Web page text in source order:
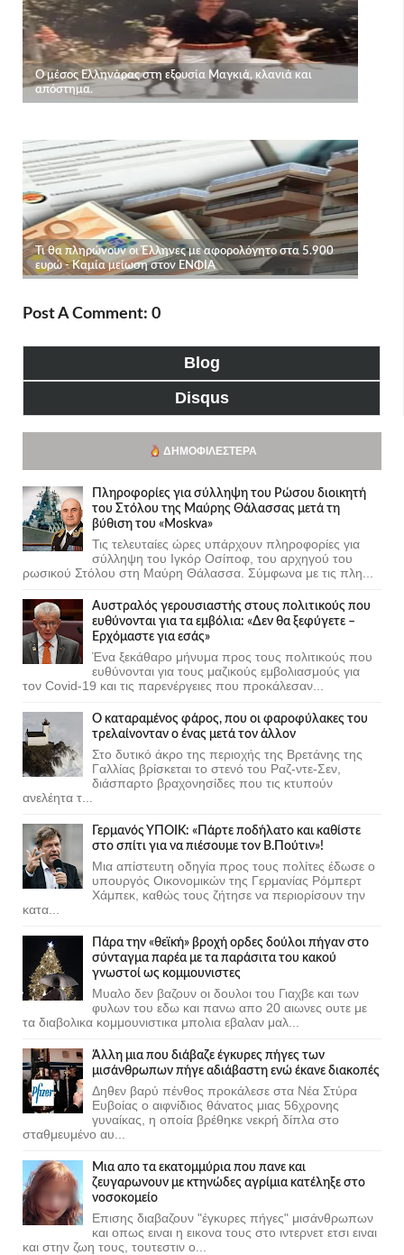
Post A Comment: 0
Blog
Disqus
ΔΗΜΟΦΙΛΈΣΤΕΡΑ
Πληροφορίες για σύλληψη του Ρώσου διοικητή
του Στόλου της Mαύρης Θάλασσας μετά τη
βύθιση του «Moskva»
Τις τελευταίες ώρες υπάρχουν πληροφορίες για
σύλληψη του Ιγκόρ Οσίποφ, του αρχηγού του
ρωσικού Στόλου στη Μαύρη Θάλασσα. Σύμφωνα με τις πλη...
Αυστραλός γερουσιαστής στους πολιτικούς που
ευθύνονται για τα εμβόλια: «Δεν θα ξεφύγετε –
Ερχόμαστε για εσάς»
Ένα ξεκάθαρο μήνυμα προς τους πολιτικούς που
ευθύνονται για τους μαζικούς εμβολιασμούς για
τον Covid-19 και τις παρενέργειες που προκάλεσαν...
Ο καταραμένος φάρος, που οι φαροφύλακες του
τρελαίνονταν ο ένας μετά τον άλλον
Στο δυτικό άκρο της περιοχής της Βρετάνης της
Γαλλίας βρίσκεται το στενό του Ραζ-ντε-Σεν,
διάσπαρτο βραχονησίδες που τις κτυπούν
ανελέητα τ...
Γερμανός ΥΠΟΙΚ: «Πάρτε ποδήλατο και καθίστε
στο σπίτι για να πιέσουμε τον Β.Πούτιν»!
Μια απίστευτη οδηγία προς τους πολίτες έδωσε ο
υπουργός Οικονομικών της Γερμανίας Ρόμπερτ
Χάμπεκ, καθώς τους ζήτησε να περιορίσουν την
κατα...
Πάρα την «θεϊκή» βροχή ορδες δούλοι πήγαν στο
σύνταγμα παρέα με τα παράσιτα του κακού
γνωστοί ως κομμουνιστες
Μυαλο δεν βαζουν οι δουλοι του Γιαχβε και των
φυλων του εδω και πανω απο 20 αιωνες ουτε με
τα διαβολικα κομμουνιστικα μπολια εβαλαν μαλ...
Άλλη μια που διάβαζε έγκυρες πήγες των
μισάνθρωπων πήγε αδιάβαστη ενώ έκανε διακοπές
Δηθεν βαρύ πένθος προκάλεσε στα Νέα Στύρα
Ευβοίας ο αιφνίδιος θάνατος μιας 56χρονης
γυναίκας, η οποία βρέθηκε νεκρή δίπλα στο
σταθμευμένο αυ...
Μια απο τα εκατομμύρια που πανε και
ζευγαρωνουν με κτηνώδες αγρίμια κατέληξε στο
νοσοκομείο
Επισης διαβαζουν "έγκυρες πήγες" μισάνθρωπων
και οπως ειναι η εικονα τους στο ιντερνετ ετσι ειναι
και στην ζωη τους, τουτεστιν ο...